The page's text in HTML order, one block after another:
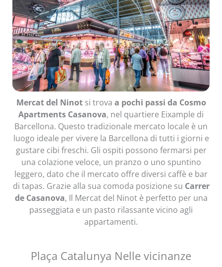
Mercat del Ninotsi trova a pochi passi da Cosmo
Apartments Casanova, nel quartiere Eixample di
Barcellona. Questo tradizionale mercato locale è un
luogo ideale per vivere la Barcellona di tutti i giorni e
gustare cibi freschi. Gli ospiti possono fermarsi per
una colazione veloce, un pranzo o uno spuntino
leggero, dato che il mercato offre diversi caffè e bar
di tapas. Grazie alla sua comoda posizione su Carrer
de Casanova, Il Mercat del Ninot è perfetto per una
passeggiata e un pasto rilassante vicino agli
appartamenti.
Plaça Catalunya Nelle vicinanze